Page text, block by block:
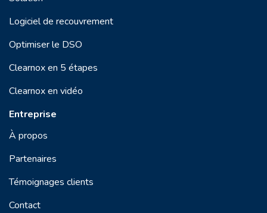
Logiciel de recouvrement
Optimiser le DSO
Clearnox en 5 étapes
Clearnox en vidéo
Entreprise
À propos
Partenaires
Témoignages clients
Contact